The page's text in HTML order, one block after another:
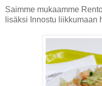
Saimme mukaamme
lisäksi Innostu liikkumaan